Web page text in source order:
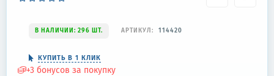
В НАЛИЧИИ: 296 ШТ. АРТИКУЛ: 114420
КУПИТЬ В 1 КЛИК
+3 бонусов за покупку